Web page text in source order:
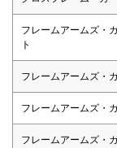
フレームアームズ・
ト
フレームアームズ・
フレームアームズ・
フレームアームズ・